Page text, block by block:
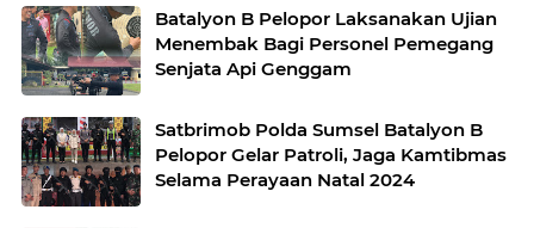
Batalyon B Pelopor Laksanakan Ujian
Menembak Bagi Personel Pemegang
Senjata Api Genggam
Satbrimob Polda Sumsel Batalyon B
Pelopor Gelar Patroli, Jaga Kamtibmas
Selama Perayaan Natal 2024